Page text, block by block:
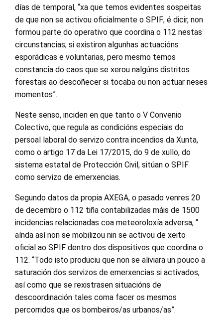
días de temporal, “xa que temos evidentes sospeitas
de que non se activou oficialmente o SPIF; é dicir, non
formou parte do operativo que coordina o 112 nestas
circunstancias; si existiron algunhas actuacións
esporádicas e voluntarias, pero mesmo temos
constancia do caos que se xerou nalgúns distritos
forestais ao descoñecer si tocaba ou non actuar neses
momentos”.
Neste senso, inciden en que tanto o V Convenio
Colectivo, que regula as condicións especiais do
persoal laboral do servizo contra incendios da Xunta,
como o artigo 17 da Lei 17/2015, do 9 de xullo, do
sistema estatal de Protección Civil, sitúan o SPIF
como servizo de emerxencias.
Segundo datos da propia AXEGA, o pasado venres 20
de decembro o 112 tiña contabilizadas máis de 1500
incidencias relacionadas coa meteoroloxía adversa, “
aínda así non se mobilizou nin se activou de xeito
oficial ao SPIF dentro dos dispositivos que coordina o
112. “Todo isto produciu que non se aliviara un pouco a
saturación dos servizos de emerxencias si activados,
así como que se rexistrasen situacións de
descoordinación tales coma facer os mesmos
percorridos que os bombeiros/as urbanos/as”.